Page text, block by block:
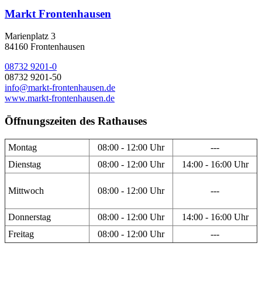
Markt Frontenhausen
Marienplatz 3
84160 Frontenhausen
08732 9201-0
08732 9201-50
info@markt-frontenhausen.de
www.markt-frontenhausen.de
Öffnungszeiten des Rathauses
Montag 08:00 - 12:00 Uhr
---
Dienstag
08:00 - 12:00 Uhr 14:00 - 16:00 Uhr
Mittwoch 08:00 - 12:00 Uhr ---
Donnerstag 08:00 - 12:00 Uhr
14:00 - 16:00 Uhr
Freitag
08:00 - 12:00 Uhr ---